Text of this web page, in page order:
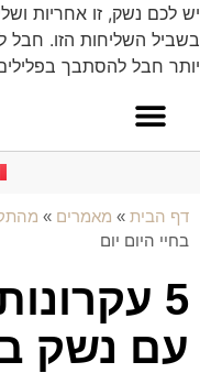
יש לכם נשק, זו אחריות
בשביל השליחות הזו. חבל
יותר חבל להסתבך
דף הבית » מאמרים »
בחיי היום יום
5
עם נשק